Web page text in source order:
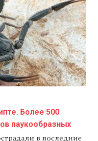
Более 500
паукообразных
в последние